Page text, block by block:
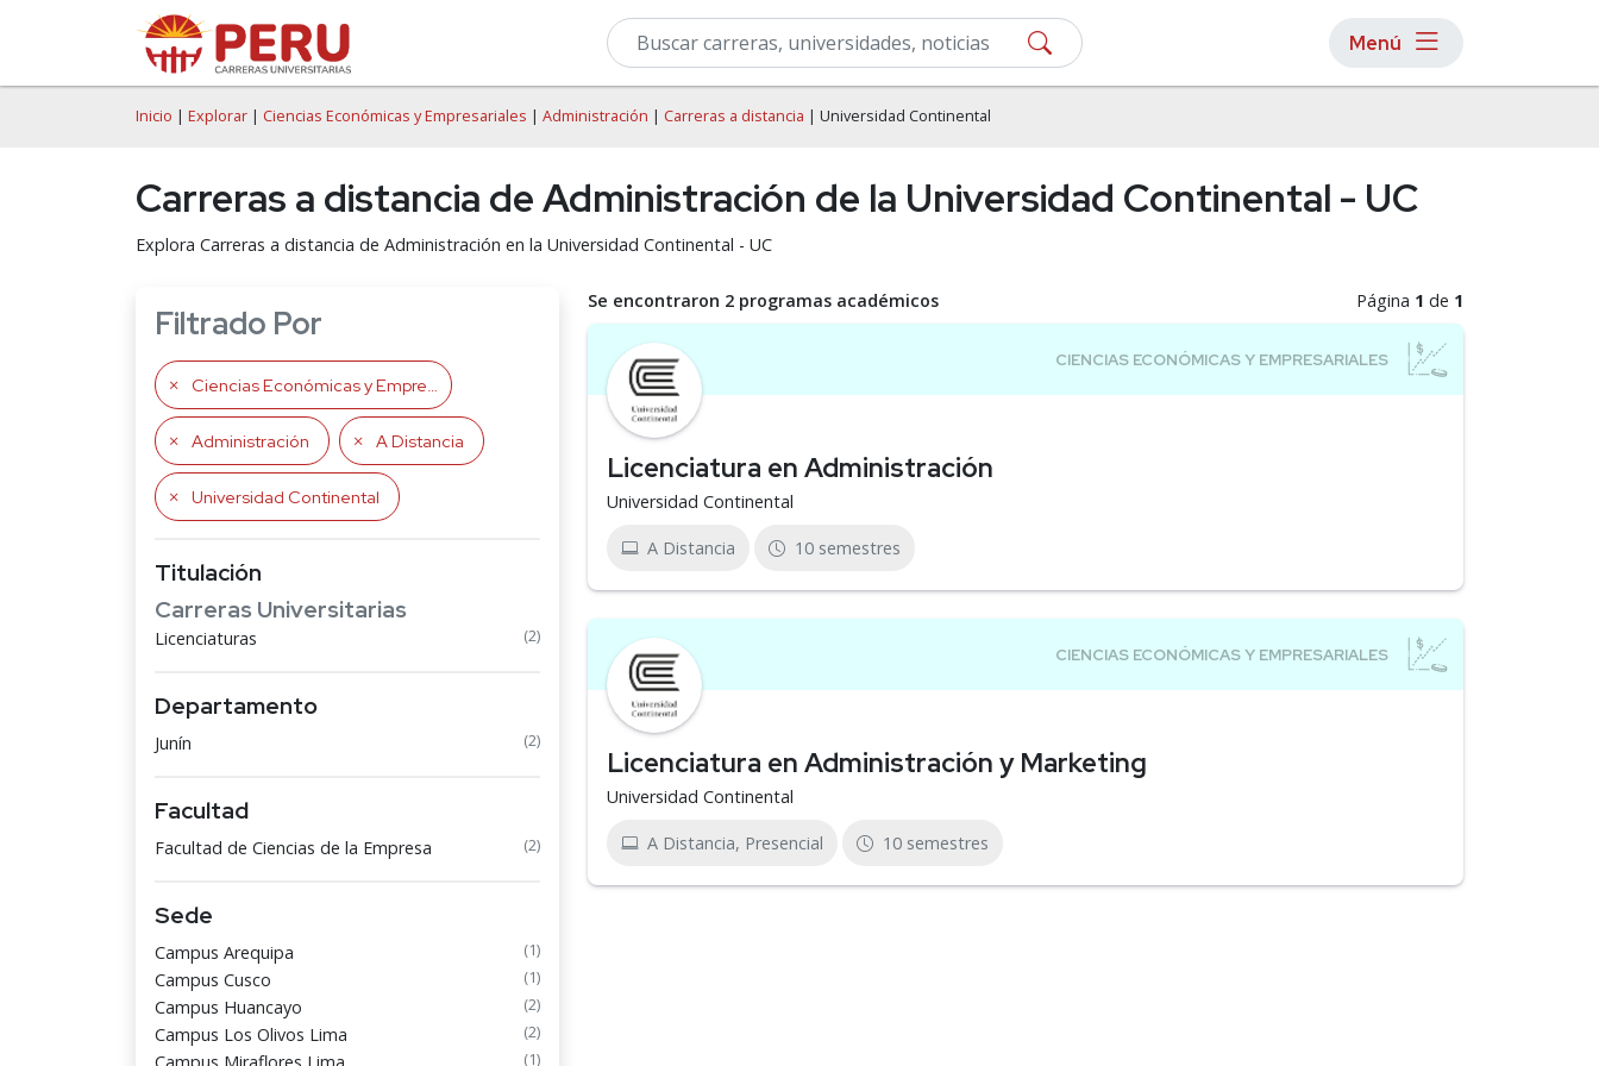
Menú
Inicio | Explorar | Ciencias Económicas y Empresariales | Administración | Carreras a distancia | Universidad Continental
Carreras a distancia de Administración de la Universidad Continental - UC
Explora Carreras a distancia de Administración en la Universidad Continental - UC
Filtrado Por
Ciencias Económicas y Empresariales
Administración A Distancia
Universidad Continental
Titulación
Carreras Universitarias
Licenciaturas (2)
Departamento
Junín (2)
Facultad
Facultad de Ciencias de la Empresa (2)
Sede
Campus Arequipa (1)
Campus Cusco (1)
Campus Huancayo (2)
Campus Los Olivos Lima (2)
(1)
Se encontraron 2 programas académicos Página 1 de 1
Licenciatura en Administración
Universidad Continental
A Distancia 10 semestres
Licenciatura en Administración y Marketing
Universidad Continental
A Distancia, Presencial 10 semestres